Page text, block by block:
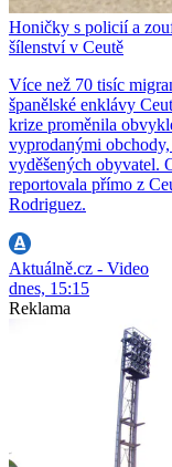
Honičky s policií a
šílenství v Ceutě
Více než 70 tisíc
španělské enklávy
krize proměnila
vyprodanými
vyděšených obyvatel.
reportovala přímo z
Rodriguez.
Aktuálně.cz - Video
dnes, 15:15
Reklama